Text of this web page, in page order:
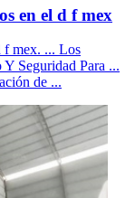
en el d f mex
f mex. ... Los
Seguridad Para ...
de ...